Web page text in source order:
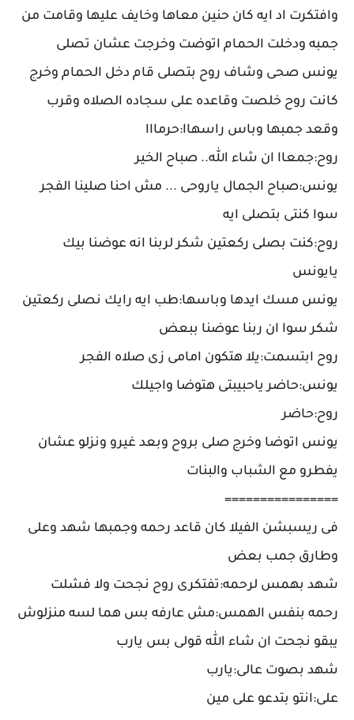
وافتكرت اد ايه كان حنين معاها وخايف عليها وقامت من
جمبه ودخلت الحمام اتوضت وخرجت عشان تصلى
يونس صحى وشاف روح بتصلى قام دخل الحمام وخرج
كانت روح خلصت وقاعده على سجاده الصلاه وقرب
وقعد جمبها وباس راسهاا:حرمااا
روح:جمعاا ان شاء الله.. صباح الخير
يونس:صباح الجمال ياروحى ... مش احنا صلينا الفجر
سوا كنتى بتصلى ايه
روح:كنت بصلى ركعتين شكر لربنا انه عوضنا بيك
يايونس
يونس مسك ايدها وباسها:طب ايه رايك نصلى ركعتين
شكر سوا ان ربنا عوضنا ببعض
روح ابتسمت:يلا هتكون امامى زى صلاه الفجر
يونس:حاضر ياحبيبتى هتوضا واجيلك
روح:حاضر
يونس اتوضا وخرج صلى بروح وبعد غيرو ونزلو عشان
يفطرو مع الشباب والبنات
================
فى ريسبشن الفيلا كان قاعد رحمه وجمبها شهد وعلى
وطارق جمب بعض
شهد بهمس لرحمه:تفتكرى روح نجحت ولا فشلت
رحمه بنفس الهمس:مش عارفه بس هما لسه منزلوش
يبقو نجحت ان شاء الله قولى بس يارب
شهد بصوت عالى:يارب
على:انتو بتدعو على مين